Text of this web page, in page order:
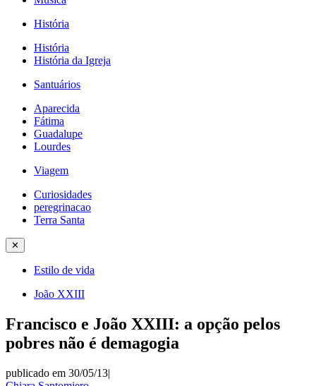
História
História
História da Igreja
Santuários
Aparecida
Fátima
Guadalupe
Lourdes
Viagem
Curiosidades
peregrinacao
Terra Santa
✕
Estilo de vida
João XXIII
Francisco e João XXIII: a opção pelos
pobres não é demagogia
publicado em 30/05/13|